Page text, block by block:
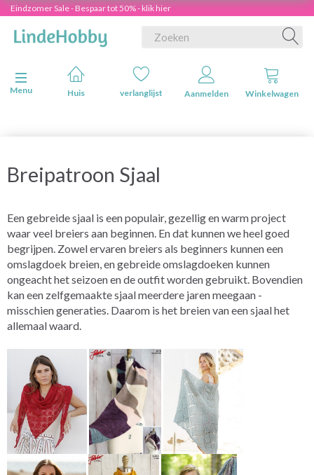
Eindzomer Sale - Bespaar tot 50% - klik hier
Navigatie in-/uitschakelen
Menu
Huis verlanglijst Aanmelden Winkelwagen
Breipatroon Sjaal
Een gebreide sjaal is een populair, gezellig en warm project
waar veel breiers aan beginnen. En dat kunnen we heel goed
begrijpen. Zowel ervaren breiers als beginners kunnen een
omslagdoek breien, en gebreide omslagdoeken kunnen
ongeacht het seizoen en de outfit worden gebruikt. Bovendien
kan een zelfgemaakte sjaal meerdere jaren meegaan -
misschien generaties. Daarom is het breien van een sjaal het
allemaal waard.